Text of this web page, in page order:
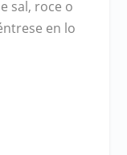
sal, roce o
en lo